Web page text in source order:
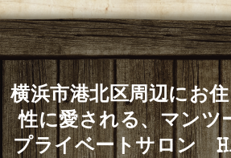
横浜市港北区周辺にお
性に愛される、マンツ
プライベートサロン